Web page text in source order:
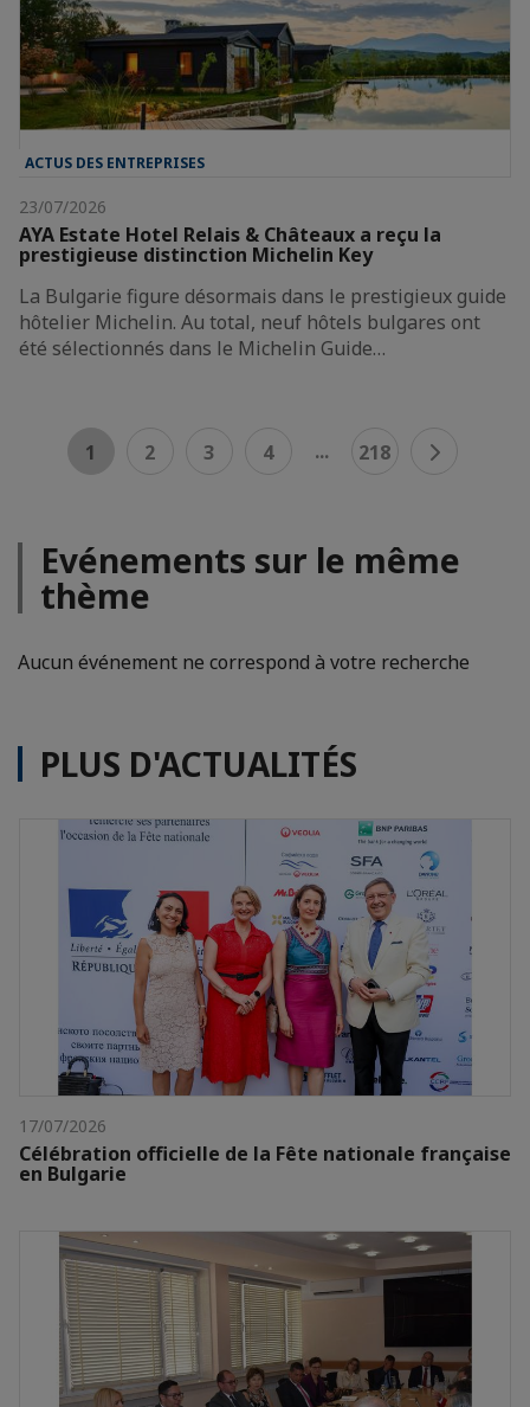
ACTUS DES ENTREPRISES
23/07/2026
AYA Estate Hotel Relais & Châteaux a reçu la
prestigieuse distinction Michelin Key
La Bulgarie figure désormais dans le prestigieux guide
hôtelier Michelin. Au total, neuf hôtels bulgares ont
été sélectionnés dans le Michelin Guide…
1 2 3 4 ... 218
Evénements sur le même
thème
Aucun événement ne correspond à votre recherche
PLUS D'ACTUALITÉS
17/07/2026
Célébration officielle de la Fête nationale française
en Bulgarie